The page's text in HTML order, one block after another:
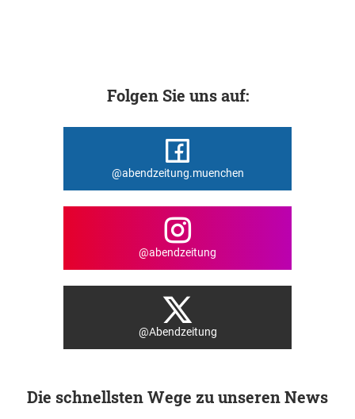
Folgen Sie uns auf:
@abendzeitung.muenchen
@abendzeitung
@Abendzeitung
Die schnellsten Wege zu unseren News